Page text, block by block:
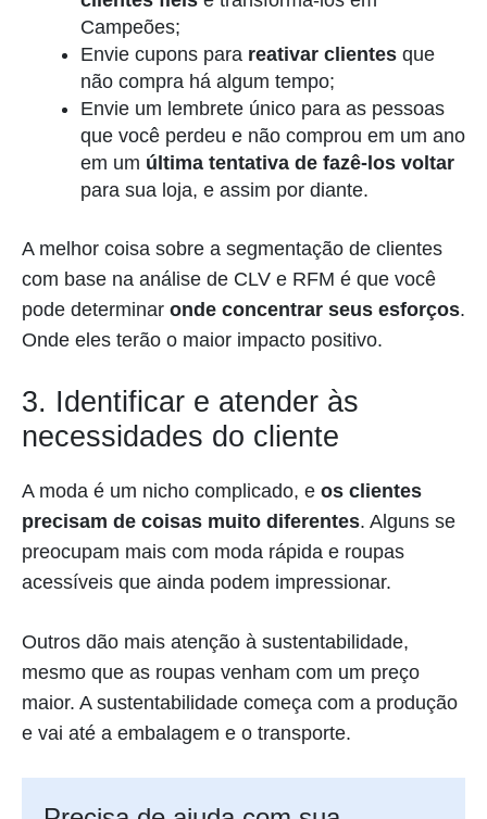
Campeões;
Envie cupons para reativar clientes que
não compra há algum tempo;
Envie um lembrete único para as pessoas
que você perdeu e não comprou em um ano
em um última tentativa de fazê-los voltar
para sua loja, e assim por diante.
A melhor coisa sobre a segmentação de clientes
com base na análise de CLV e RFM é que você
pode determinar onde concentrar seus esforços.
Onde eles terão o maior impacto positivo.
3. Identificar e atender às
necessidades do cliente
A moda é um nicho complicado, e os clientes
precisam de coisas muito diferentes. Alguns se
preocupam mais com moda rápida e roupas
acessíveis que ainda podem impressionar.
Outros dão mais atenção à sustentabilidade,
mesmo que as roupas venham com um preço
maior. A sustentabilidade começa com a produção
e vai até a embalagem e o transporte.